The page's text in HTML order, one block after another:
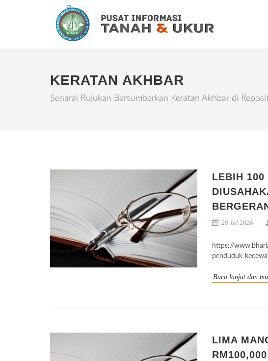
KERATAN AKHBAR
Senarai Rujukan Bersumberkan Keratan Akhbar di
LEBIH 100
20 Jul 2026
https://
penduduk-
Baca lanjut dan
LIMA